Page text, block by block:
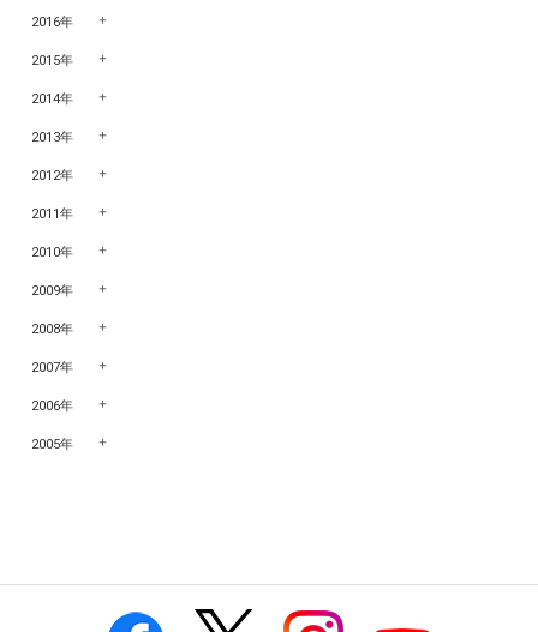
2016年
2015年
2014年
2013年
2012年
2011年
2010年
2009年
2008年
2007年
2006年
2005年